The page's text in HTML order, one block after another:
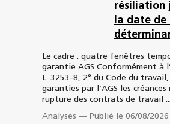
résiliation
la date de
Le cadre : quatre fenêtres
garantie AGS Conformément à
L. 3253-8, 2° du Code du
garanties par l’AGS les
rupture des contrats de travail
Analyses — Publié le 06/08/2026